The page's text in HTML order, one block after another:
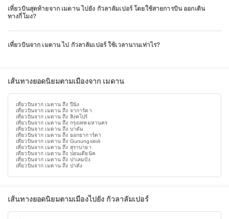
เที่ยวบินสุดท้ายจาก เมดาน ไปยัง กัวลาลัมเปอร์ โดยใช้สายการบิน ออกเดิน
ทางกี่โมง?
เที่ยวบินจาก เมดาน ไป กัวลาลัมเปอร์ ใช้เวลานานเท่าไร?
เส้นทางยอดนิยมตามเมืองจาก เมดาน
เที่ยวบินจาก เมดาน ถึง ปีนัง
เที่ยวบินจาก เมดาน ถึง จาการ์ตา
เที่ยวบินจาก เมดาน ถึง สิงคโปร์
เที่ยวบินจาก เมดาน ถึง กรุงเทพมหานคร
เที่ยวบินจาก เมดาน ถึง บาตัม
เที่ยวบินจาก เมดาน ถึง ยอกยาการ์ตา
เที่ยวบินจาก เมดาน ถึง Gunungsitoli
เที่ยวบินจาก เมดาน ถึง สุราบายา
เที่ยวบินจาก เมดาน ถึง ปอนเตียนัค
เที่ยวบินจาก เมดาน ถึง ปาเลมบัง
เที่ยวบินจาก เมดาน ถึง ปาดัง
เส้นทางยอดนิยมตามเมืองไปยัง กัวลาลัมเปอร์